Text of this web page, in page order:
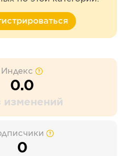
Индекс
0.0
изменений
0